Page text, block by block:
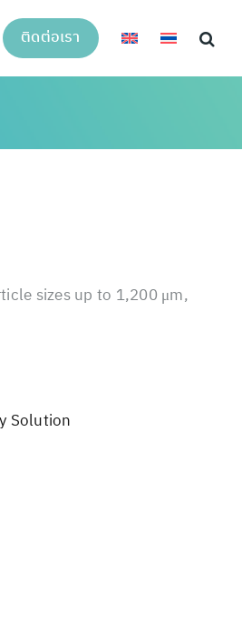
ติดต่อเรา
sizes up to 1,200 μm,
Solution